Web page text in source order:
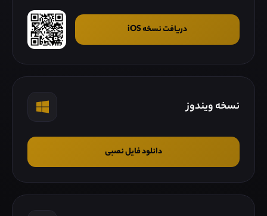
دریافت نسخه iOS
نسخه ویندوز
دانلود فایل نصبی